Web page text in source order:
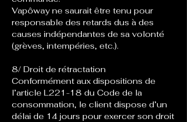
Vapôway ne saurait être tenu pour
responsable des retards dus à des
causes indépendantes de sa volonté
(grèves, intempéries, etc.).
8/ Droit de rétractation
Conformément aux dispositions de
l’article L221-18 du Code de la
consommation, le client dispose d’un
délai de 14 jours pour exercer son droit